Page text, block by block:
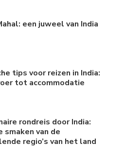
een juweel van India
tips voor reizen in India:
tot accommodatie
rondreis door India:
smaken van de
regio’s van het land